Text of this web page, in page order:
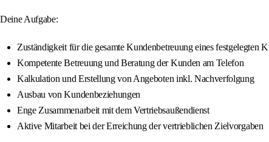
Deine Aufgabe:
Zuständigkeit für die gesamte Kundenbetreuung eines festgelegten
Kompetente Betreuung und Beratung der Kunden am Telefon
Kalkulation und Erstellung von Angeboten inkl. Nachverfolgung
Ausbau von Kundenbeziehungen
Enge Zusammenarbeit mit dem Vertriebsaußendienst
Aktive Mitarbeit bei der Erreichung der vertrieblichen Zielvorgaben